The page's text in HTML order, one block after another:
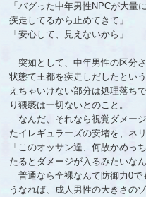
「バグった中年男性NPCが大量
疾走してるから止めてきて」
「安心して、見えないから」
突如として、中年男性の区分
状態て王都を疾走しだしたとい
えちゃいけない部分は処理落ち
り猥褻は一切ないとのこと。
なんだ、それなら視覚ダメー
たイレギュラーズの安堵を、ネ
「このオッサン達、何故かめっ
たるとダメージが入るみたいなん
普通なら全裸なんて防御力0で
うなれば、成人男性の大きさの